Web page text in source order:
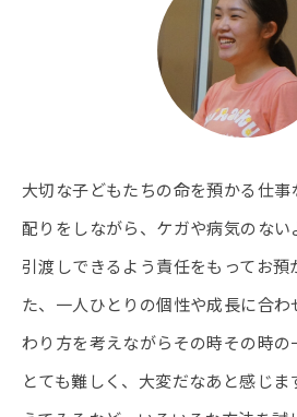
大切な子どもたちの命を預かる仕
配りをしながら、ケガや病気のな
引渡しできるよう責任をもってお預
た、一人ひとりの個性や成長に合
わり方を考えながらその時その時
とても難しく、大変だなあと感じ